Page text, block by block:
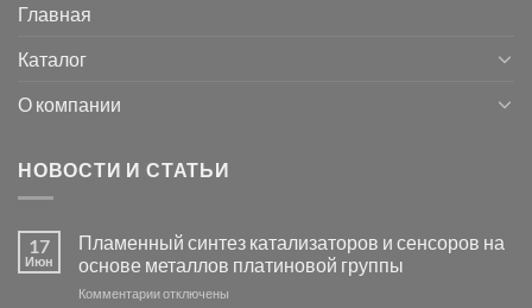
Главная
Каталог
О компании
НОВОСТИ И СТАТЬИ
17
Июн
Пламенный синтез катализаторов и сенсоров на
основе металлов платиновой группы
Комментариикотключены